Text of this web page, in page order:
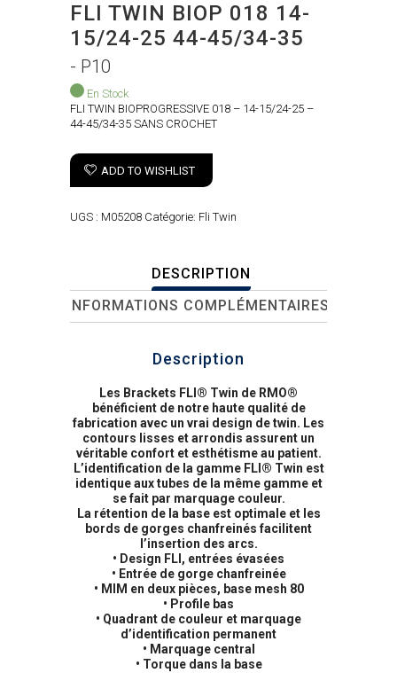
FLI TWIN BIOP 018 14-
15/24-25 44-45/34-35
- P10
En Stock
FLI TWIN BIOPROGRESSIVE 018 – 14-15/24-25 –
44-45/34-35 SANS CROCHET
ADD TO WISHLIST
UGS : M05208 Catégorie: Fli Twin
DESCRIPTION
INFORMATIONS COMPLÉMENTAIRES
Description
Les Brackets FLI® Twin de RMO®
bénéficient de notre haute qualité de
fabrication avec un vrai design de twin. Les
contours lisses et arrondis assurent un
véritable confort et esthétisme au patient.
L’identification de la gamme FLI® Twin est
identique aux tubes de la même gamme et
se fait par marquage couleur.
La rétention de la base est optimale et les
bords de gorges chanfreinés facilitent
l’insertion des arcs.
• Design FLI, entrées évasées
• Entrée de gorge chanfreinée
• MIM en deux pièces, base mesh 80
• Profile bas
• Quadrant de couleur et marquage
d’identification permanent
• Marquage central
• Torque dans la base